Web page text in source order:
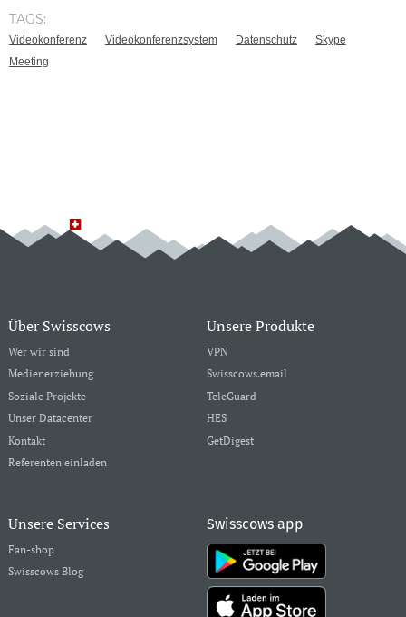
TAGS:
Videokonferenz Videokonferenzsystem Datenschutz
Skype
Meeting
Über Swisscows
Wer wir sind
Medienerziehung
Soziale Projekte
Unser Datacenter
Kontakt
Referenten einladen
Unsere Produkte
VPN
Swisscows.email
TeleGuard
HES
GetDigest
Unsere Services
Fan-shop
Swisscows Blog
Swisscows app